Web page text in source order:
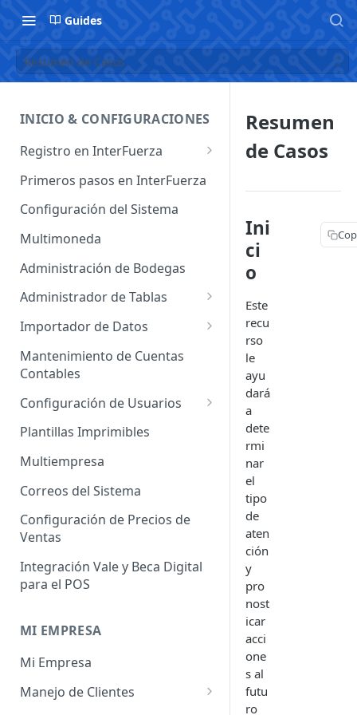
Guides
Resumen de Casos
INICIO & CONFIGURACIONES
Registro en InterFuerza
Iniciar Sesión en InterFuerza
Recuperar Contraseña
Cómo pagar en línea sus
Primeros pasos en InterFuerza
Configuración del Sistema
Multimoneda
Administración de Bodegas
Administrador de Tablas
Administrador de Tablas de
Clientes
Administrador de Tablas para
Administrador de Tablas para
CRM
Administrador de Tablas para
Impuestos
Inventario
Sistema
Administrador de Tablas de
Importador de Datos
Importador de Cuentas
Contables
Importador de Clientes
Importador de Proveedores
Importador de Productos
Importador de Activos Fijos
Importador de Lista de Precios
Importador de Ajuste de
Inventario
Importador de Prospectos
Cobrar
Importador de Cuentas por
Pagar
Mantenimiento de Cuentas
Contables
Configuración de Usuarios
Permisos de Usuarios
Usuarios Invitados
Perfil de Usuario
Cómo eliminar usuarios
Plantillas Imprimibles
Multiempresa
Correos del Sistema
Configuración de Precios de
Ventas
Integración Vale y Beca Digital
para el POS
MI EMPRESA
Mi Empresa
Manejo de Clientes
Resumen
de Casos
Ini
ci
o
Este
recu
rso
le
ayu
dará
a
dete
rmi
nar
el
tipo
de
aten
ción
y
pro
nost
icar
acci
one
s al
futu
ro